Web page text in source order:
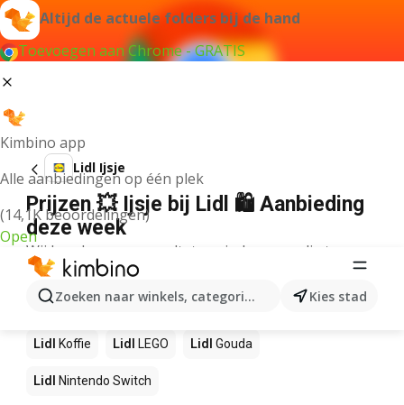
Altijd de actuele folders bij de hand
Toevoegen aan Chrome - GRATIS
Kimbino app
Alle aanbiedingen op één plek
(14,1K beoordelingen)
Open
Zoeken naar winkels, categorieën, producten...
Kies stad
Lidl Ijsje
Prijzen 💥 Ijsje bij Lidl 🛍️ Aanbieding
deze week
Wij konden geen resultaten vinden voor die term.
Andere producten in winkels Lidl
Lidl Lidl Sushi Mango
Lidl Koffie Lidl LEGO Lidl Gouda
Lidl Nintendo Switch